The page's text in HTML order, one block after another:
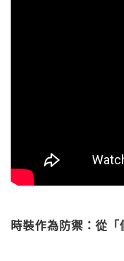
時裝作為防禦：從「